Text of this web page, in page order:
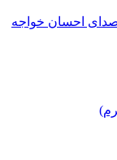
صدای احسان خواجه